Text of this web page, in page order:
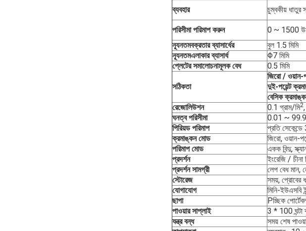
ব্যবহার
চুম্বকীয়
পরিসীমা পরিমাপ করুন
0 ~ 1500
ন্যূনতমবক্রতার ব্যাসার্ধের
বুল 1.5 মিমি
ন্যূনতমএলাকার ব্যাসার্ধ
Φ7 মিমি
প্লেটের সমালোচনামূলক বেধ
0.5 মিমি
সঠিকতা
জিরো / ওয়ান-
দুই-পয়েন্ট
বেসিক
রেজোলিউশন
0.1 গ্রাম/মি2
ঘনত্ব পরিসীমা
0.01 ~
পিরিয়ড পরিমাপ
প্রতি সেকেন্ডে
ক্রমাঙ্কন মোড
জিরো, ওয়ান-
পরিমাপ মোড
একক বিন্দু,
প্রদর্শন
ইংরেজি /
প্রদর্শন সামগ্রী
লেপ বেধ মান,
স্টোরেজ
সময়, প্রোবের
যোগাযোগ
মিনি-ইউএসবি
ছাপা
Pচ্ছিক পোর্টেবল
পাওয়ার সাপ্লাই
3 * 100 ঘন্টা
যন্ত্র বন্ধ
সময় শেষ